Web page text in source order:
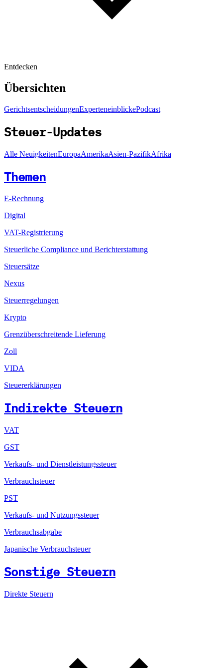
Entdecken
Übersichten
GerichtsentscheidungenExperteneinblickePodcast
Steuer-Updates
Alle NeuigkeitenEuropaAmerikaAsien-PazifikAfrika
Themen
E-Rechnung
Digital
VAT-Registrierung
Steuerliche Compliance und Berichterstattung
Steuersätze
Nexus
Steuerregelungen
Krypto
Grenzüberschreitende Lieferung
Zoll
VIDA
Steuererklärungen
Indirekte Steuern
VAT
GST
Verkaufs- und Dienstleistungssteuer
Verbrauchsteuer
PST
Verkaufs- und Nutzungssteuer
Verbrauchsabgabe
Japanische Verbrauchsteuer
Sonstige Steuern
Direkte Steuern